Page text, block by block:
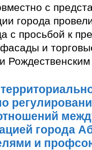
с
города
с просьбой к
фасады и
города
и